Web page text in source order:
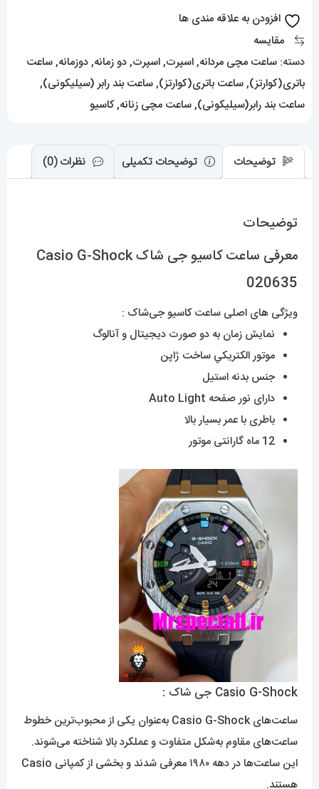
Shock
020635
افزودن به علاقه مندی ها
مقایسه
دسته: ساعت مچی مردانه,اسپرت,اسپرت,دو زمانه,دوزمانه,ساعت
باتری(کوارتز),ساعت باتری(کوارتز),ساعت بند رابر (سیلیکونی),
ساعت بند رابر(سیلیکونی),ساعت مچی زنانه,کاسیو
توضیحات توضیحات تکمیلی نظرات (0)
توضیحات
معرفی ساعت کاسیو جی شاک Casio G-Shock
020635
ویژگی های اصلی ساعتکاسیو جی‌شاک :
نمایش زمان به دو صورت دیجیتال و آنالوگ
موتور الکتريکي ساخت ژاپن
جنس بدنه استیل
دارای نور صفحه Auto Light
باطری با عمر بسیار بالا
12 ماه گارانتی موتور
Casio G-Shock جی شاک :
ساعت‌های Casio G-Shock به‌عنوان یکی از محبوب‌ترین خطوط
ساعت‌های مقاوم به‌شکل متفاوت و عملکرد بالا شناخته می‌شوند.
این ساعت‌ها در دهه ۱۹۸۰ معرفی شدند و بخشی از کمپانی Casio
هستند.